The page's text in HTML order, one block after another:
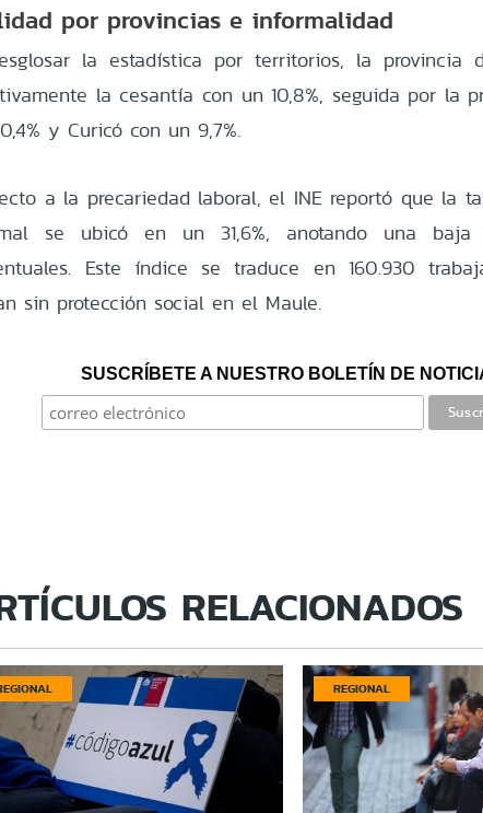
por provincias e informalidad
la estadística por territorios, la provincia
la cesantía con un 10,8%, seguida por la
y Curicó con un 9,7%.
a la precariedad laboral, el INE reportó que la
se ubicó en un 31,6%, anotando una
. Este índice se traduce en 160.930
sin protección social en el Maule.
SUSCRÍBETE A NUESTRO BOLETÍN DE
RELACIONADOS
REGIONAL